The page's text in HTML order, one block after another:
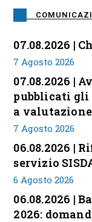
07.08.2026 |
7 Agosto 2026
07.08.2026 |
pubblicati gli
a valutazione
7 Agosto 2026
06.08.2026 |
servizio
6 Agosto 2026
06.08.2026 |
2026: